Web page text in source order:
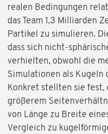
realen Bedingungen
das Team 1,3 Milliarden
Partikel zu simulieren.
dass sich nicht-
verhielten, obwohl die
Simulationen als Kugeln
Konkret stellten sie fest,
größerem
von Länge zu Breite
Vergleich zu